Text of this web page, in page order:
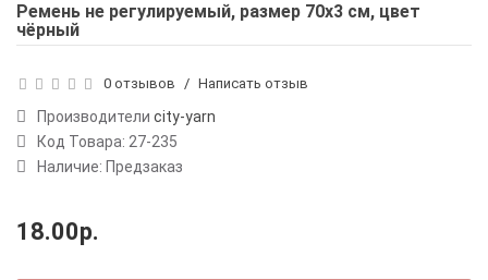
Ремень не регулируемый, размер 70х3 см, цвет
чёрный
0 отзывов / Написать отзыв
Производители city-yarn
Код Товара: 27-235
Наличие: Предзаказ
18.00р.